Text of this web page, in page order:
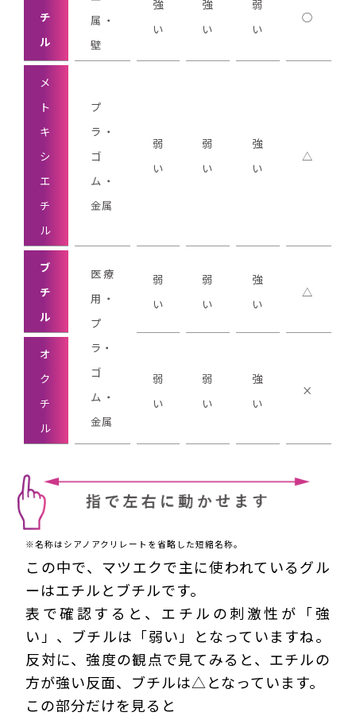
属・
壁
チ
ル
強
い
強
い
弱
い
○
メ
ト
キ
シ
エ
チ
ル
プ
ラ・
ゴ
ム・
金属
弱
い
弱
い
強
い
△
ブ
チ
ル
医療
用・
プ
ラ・
ゴ
ム・
金属
弱
い
弱
い
強
い
△
オ
ク
チ
ル
弱
い
弱
い
強
い
×
※名称はシアノアクリレートを省略した短縮名称。
この中で、マツエクで主に使われているグル
ーはエチルとブチルです。
表で確認すると、エチルの刺激性が「強
い」、ブチルは「弱い」となっていますね。
反対に、強度の観点で見てみると、エチルの
方が強い反面、ブチルは△となっています。
この部分だけを見ると